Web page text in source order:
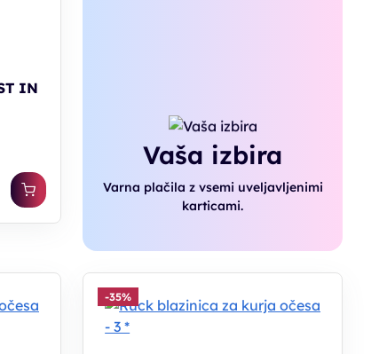
IN
Vaša izbira
Varna plačila z vsemi uveljavljenimi
karticami.
-35%